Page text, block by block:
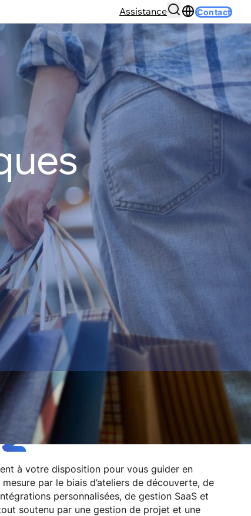
Assistance Contact
à votre disposition pour vous guider en
par le biais d’ateliers de découverte, de
personnalisées, de gestion SaaS et
soutenu par une gestion de projet et une